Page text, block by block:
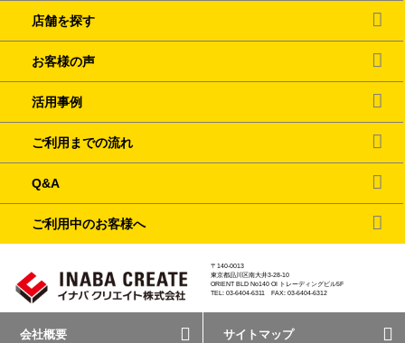
店舗を探す
お客様の声
活用事例
ご利用までの流れ
Q&A
ご利用中のお客様へ
〒140-0013
東京都品川区南大井3-28-10
ORIENT BLD No140 OI トレーディングビル5F
TEL: 03-6404-6311 FAX: 03-6404-6312
会社概要 サイトマップ